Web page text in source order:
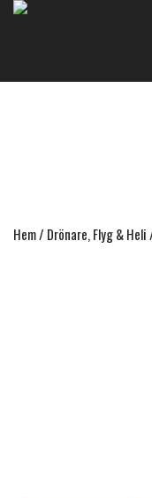
Hem/ Drönare, Flyg & Heli